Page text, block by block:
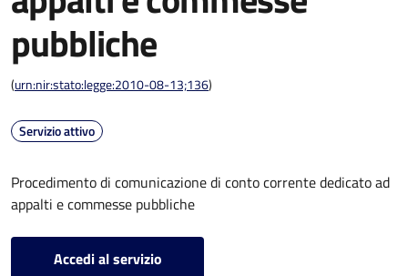
pubbliche
(urn:nir:stato:legge:2010-08-13;136)
Servizio attivo
Procedimento di comunicazione di conto corrente dedicato ad
appalti e commesse pubbliche
Accedi al servizio